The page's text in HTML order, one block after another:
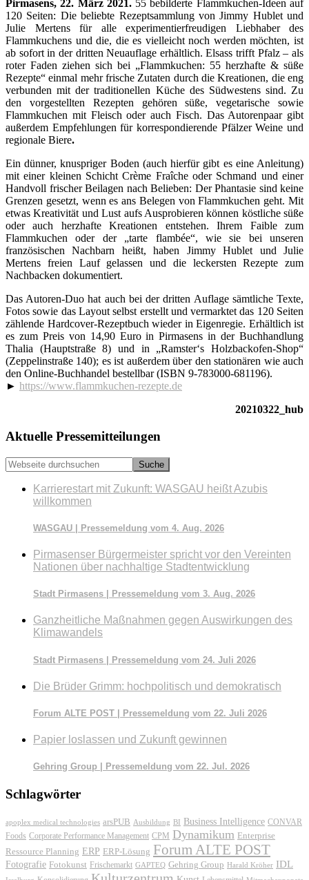
Pirmasens, 22. März 2021. 55 bebilderte Flammkuchen-Ideen auf
120 Seiten: Die beliebte Rezeptsammlung von Jimmy Hublet und
Julie Mertens für alle experimentierfreudigen Liebhaber des
Flammkuchens und die, die es vielleicht noch werden möchten, ist
ab sofort in der dritten Neuauflage erhältlich. Elsass trifft Pfalz – als
roter Faden ziehen sich bei „Flammkuchen: 55 herzhafte & süße
Rezepte“ einmal mehr frische Zutaten durch die Kreationen, die eng
verbunden mit der traditionellen Küche des Südwestens sind. Zu
den vorgestellten Rezepten gehören süße, vegetarische sowie
Flammkuchen mit Fleisch oder auch Fisch. Das Autorenpaar gibt
außerdem Empfehlungen für korrespondierende Pfälzer Weine und
regionale Biere.
Ein dünner, knuspriger Boden (auch hierfür gibt es eine Anleitung)
mit einer kleinen Schicht Crème Fraîche oder Schmand und einer
Handvoll frischer Beilagen nach Belieben: Der Phantasie sind keine
Grenzen gesetzt, wenn es ans Belegen von Flammkuchen geht. Mit
etwas Kreativität und Lust aufs Ausprobieren können köstliche süße
oder auch herzhafte Kreationen entstehen. Ihrem Faible zum
Flammkuchen oder der „tarte flambée“, wie sie bei unseren
französischen Nachbarn heißt, haben Jimmy Hublet und Julie
Mertens freien Lauf gelassen und die leckersten Rezepte zum
Nachbacken dokumentiert.
Das Autoren-Duo hat auch bei der dritten Auflage sämtliche Texte,
Fotos sowie das Layout selbst erstellt und vermarktet das 120 Seiten
zählende Hardcover-Rezeptbuch wieder in Eigenregie. Erhältlich ist
es zum Preis von 14,90 Euro in Pirmasens in der Buchhandlung
Thalia (Hauptstraße 8) und in „Ramster‘s Holzbackofen-Shop“
(Zeppelinstraße 140); es ist außerdem über den stationären wie auch
den Online-Buchhandel bestellbar (ISBN 9-783000-681196).
► https://www.flammkuchen-rezepte.de
20210322_hub
Seitenspalte
Aktuelle Pressemitteilungen
Webseite
durchsuchen
Karrierestart mit Zukunft: WASGAU heißt Azubis
willkommen
WASGAU | Pressemeldung vom 4. Aug. 2026
Pirmasenser Bürgermeister spricht vor den Vereinten
Nationen über nachhaltige Stadtentwicklung
Stadt Pirmasens | Pressemeldung vom 3. Aug. 2026
Ganzheitliche Maßnahmen gegen Auswirkungen des
Klimawandels
Stadt Pirmasens | Pressemeldung vom 24. Juli 2026
Die Brüder Grimm: hochpolitisch und demokratisch
Forum ALTE POST | Pressemeldung vom 22. Juli 2026
Papier loslassen und Zukunft gewinnen
Gehring Group | Pressemeldung vom 22. Jul. 2026
Schlagwörter
apoplex medical technologies arsPUB Ausbildung BI Business Intelligence CONVAR
Foods Corporate Performance Management CPM Dynamikum Enterprise
Ressource Planning ERP ERP-Lösung Forum ALTE POST
Fotografie Fotokunst Frischemarkt GAPTEQ Gehring Group Harald Kröher IDL